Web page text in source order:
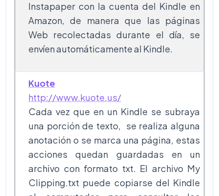
Instapaper con la cuenta del Kindle en
Amazon, de manera que las páginas
Web recolectadas durante el día, se
envíen automáticamente al Kindle.
Kuote
http://www.kuote.us/
Cada vez que en un Kindle se subraya
una porción de texto, se realiza alguna
anotación o se marca una página, estas
acciones quedan guardadas en un
archivo con formato txt. El archivo My
Clipping.txt puede copiarse del Kindle